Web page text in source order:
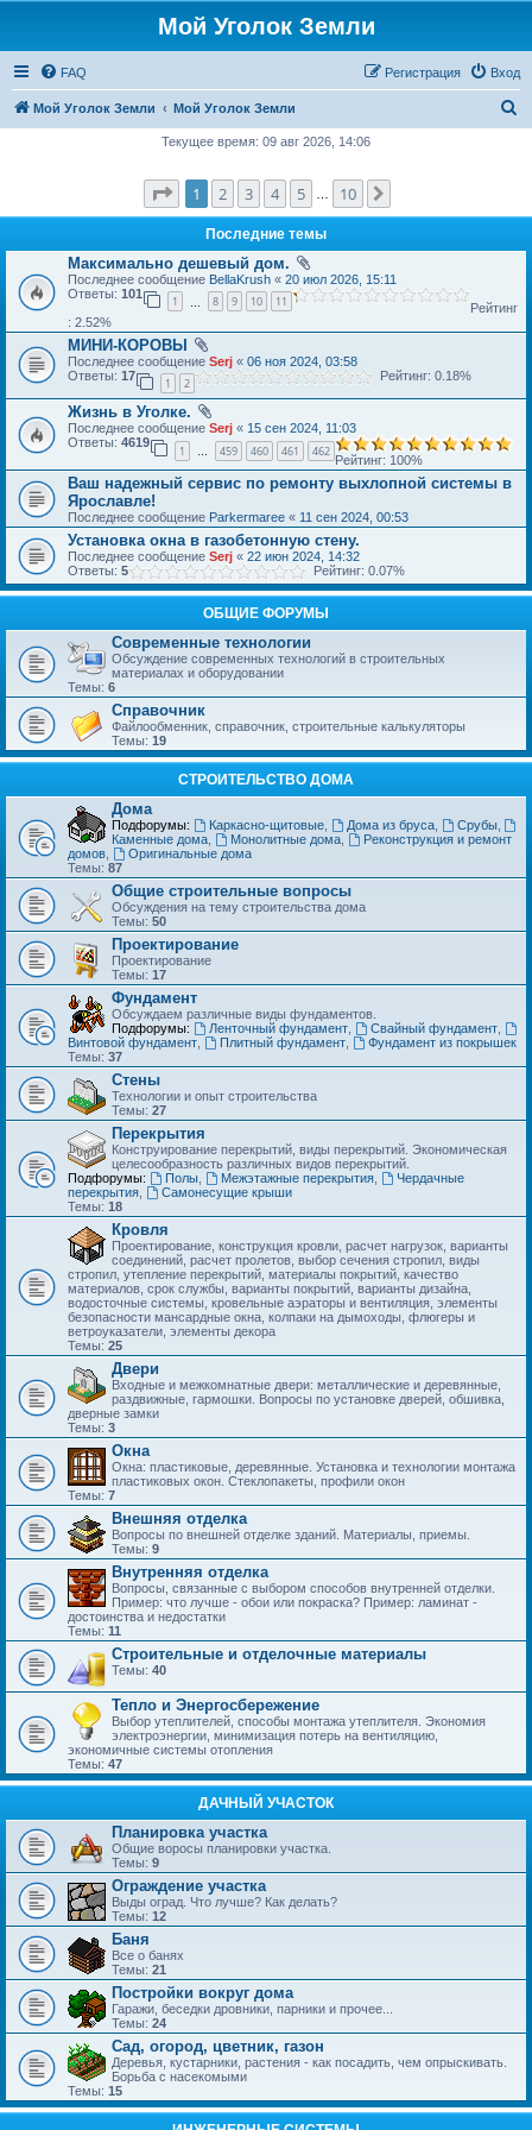
Мой Уголок Земли
FAQ Вход
Регистрация
Мой Уголок Земли Мой Уголок Земли
к
Текущее время: 09 авг 2026, 14:06
Страница1 из
1 2 3 4 5 10
Последние темы
Максимально дешевый дом.
Последнее сообщение BellaKrush « 20 июл 2026, 15:11
Ответы: 101
1 8 9 10 11
Рейтинг
: 2.52%
МИНИ-КОРОВЫ
Последнее сообщение Serj « 06 ноя 2024, 03:58
Ответы: 17
1 2
Рейтинг: 0.18%
Жизнь в Уголке.
Последнее сообщение Serj « 15 сен 2024, 11:03
Ответы: 4619
1 … 459 460 461 462
Рейтинг: 100%
Ваш надежный сервис по ремонту выхлопной системы в
Ярославле!
Последнее сообщение Parkermaree « 11 сен 2024, 00:53
Установка окна в газобетонную стену.
Последнее сообщение Serj « 22 июн 2024, 14:32
Ответы: 5 Рейтинг: 0.07%
ОБЩИЕ ФОРУМЫ
Современные технологии
Обсуждение современных технологий в строительных
материалах и оборудовании
Темы: 6
Справочник
Файлообменник, справочник, строительные калькуляторы
Темы: 19
СТРОИТЕЛЬСТВО ДОМА
Дома
Подфорумы: Каркасно-щитовые, Дома из бруса, Срубы,
Каменные дома
Монолитные дома,
Реконструкция и ремонт
домов
Оригинальные дома
Темы: 87
Общие строительные вопросы
Обсуждения на тему строительства дома
Темы: 50
Проектирование
Проектирование
Темы: 17
Фундамент
Обсуждаем различные виды фундаментов.
Подфорумы:
Ленточный фундамент, Свайный фундамент,
Винтовой фундамент
Плитный фундамент,
Фундамент из покрышек
Темы: 37
Стены
Технологии и опыт строительства
Темы: 27
Перекрытия
Конструирование перекрытий, виды перекрытий. Экономическая
целесообразность различных видов перекрытий.
Подфорумы:
Полы, Межэтажные перекрытия,
Чердачные
перекрытия
Самонесущие крыши
Темы: 18
Кровля
Проектирование, конструкция кровли, расчет нагрузок, варианты
соединений, расчет пролетов, выбор сечения стропил, виды
стропил, утепление перекрытий, материалы покрытий, качество
материалов, срок службы, варианты покрытий, варианты дизайна,
водосточные системы, кровельные аэраторы и вентиляция, элементы
безопасности мансардные окна, колпаки на дымоходы, флюгеры и
ветроуказатели, элементы декора
Темы: 25
Двери
Входные и межкомнатные двери: металлические и деревянные,
раздвижные, гармошки. Вопросы по установке дверей, обшивка,
дверные замки
Темы: 3
Окна
Окна: пластиковые, деревянные. Установка и технологии монтажа
пластиковых окон. Стеклопакеты, профили окон
Темы: 7
Внешняя отделка
Вопросы по внешней отделке зданий. Материалы, приемы.
Темы: 9
Внутренняя отделка
Вопросы, связанные с выбором способов внутренней отделки.
Пример: что лучше - обои или покраска? Пример: ламинат -
достоинства и недостатки
Темы: 11
Строительные и отделочные материалы
Темы: 40
Тепло и Энергосбережение
Выбор утеплителей, способы монтажа утеплителя. Экономия
электроэнергии, минимизация потерь на вентиляцию,
экономичные системы отопления
Темы: 47
ДАЧНЫЙ УЧАСТОК
Планировка участка
Общие воросы планировки участка.
Темы: 9
Ограждение участка
Выды оград. Что лучше? Как делать?
Темы: 12
Баня
Все о банях
Темы: 21
Постройки вокруг дома
Гаражи, беседки дровники, парники и прочее...
Темы: 24
Сад, огород, цветник, газон
Деревья, кустарники, растения - как посадить, чем опрыскивать.
Борьба с насекомыми
Темы: 15